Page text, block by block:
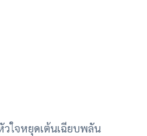
วใจหยุดเต้นเฉียบพลัน